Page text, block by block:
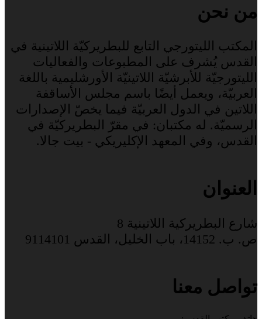
من نحن
المكتب الليتورجي التابع للبطريركيّة اللاتينية في
القدس يُشرف على المطبوعات والفعاليات
الليتورجيّة للأبرشيّة اللاتينيّة الأورشليمية باللغة
العربيّة، ويعمل أيضًا باسم مجلس الأساقفة
اللاتين في الدول العربيّة فيما يخصّ الإصدارات
الرسميّة. له مكتبان: في مقرّ البطريركيّة في
القدس، وفي المعهد الإكليريكي - بيت جالا.
العنوان
شارع البطريركية اللاتينية 8
ص. ب. 14152، باب الخليل، القدس 9114101
تواصل معنا